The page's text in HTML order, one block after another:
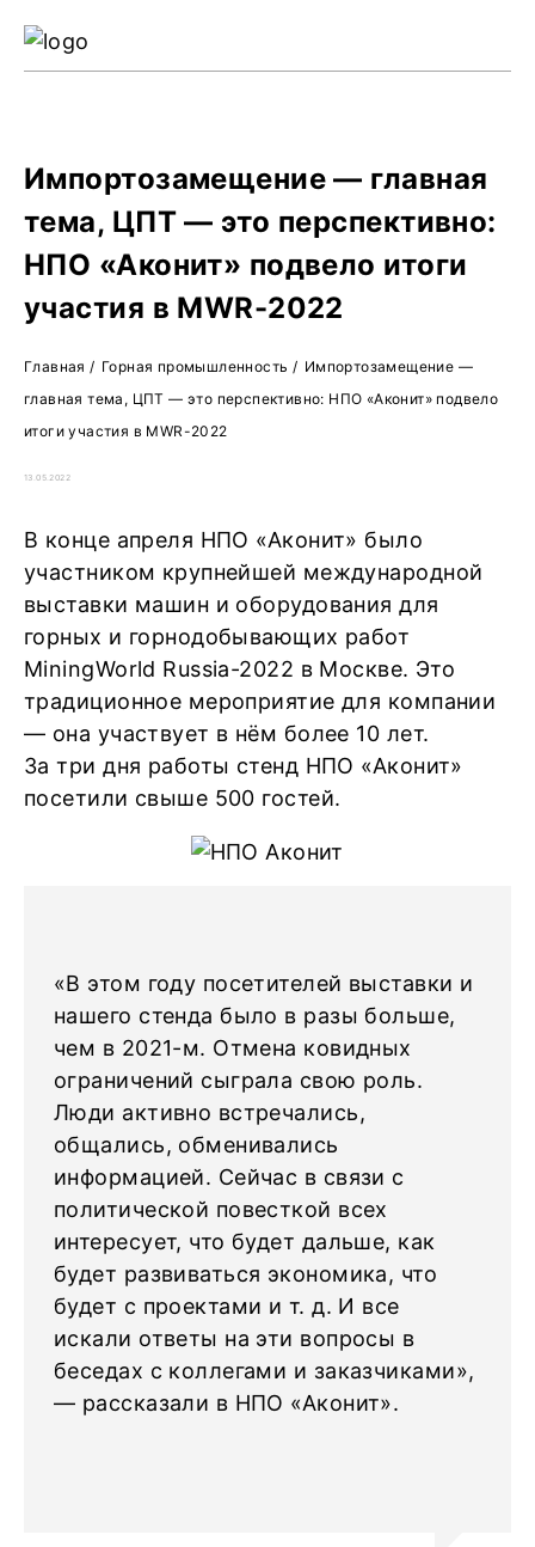
Импортозамещение — главная
тема, ЦПТ — это перспективно:
НПО «Аконит» подвело итоги
участия в MWR-2022
Главная / Горная промышленность / Импортозамещение —
главная тема, ЦПТ — это перспективно: НПО «Аконит» подвело
итоги участия в MWR-2022
13.05.2022
В конце апреля НПО «Аконит» было
участником крупнейшей международной
выставки машин и оборудования для
горных и горнодобывающих работ
MiningWorld Russia-2022 в Москве. Это
традиционное мероприятие для компании
— она участвует в нём более 10 лет.
За три дня работы стенд НПО «Аконит»
посетили свыше 500 гостей.
«В этом году посетителей выставки и
нашего стенда было в разы больше,
чем в 2021-м. Отмена ковидных
ограничений сыграла свою роль.
Люди активно встречались,
общались, обменивались
информацией. Сейчас в связи с
политической повесткой всех
интересует, что будет дальше, как
будет развиваться экономика, что
будет с проектами и т. д. И все
искали ответы на эти вопросы в
беседах с коллегами и заказчиками»,
— рассказали в НПО «Аконит».